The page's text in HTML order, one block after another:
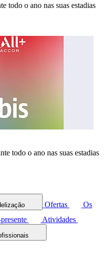
todo o ano nas suas estadias
todo o ano nas suas estadias
Ofertas
Os
Atividades